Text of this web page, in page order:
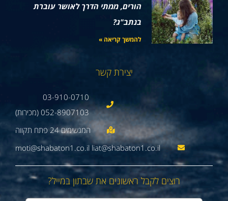
הורים, ממתי הדרך לאושר עוברת
בנתב"ג?
להמשך קריאה »
יצירת קשר
03-910-0710
052-8907103 (מכירות)
moti@shabaton1.co.il liat@shabaton1.co.il
רוצים לקבל ראשונים את שבתון במייל?